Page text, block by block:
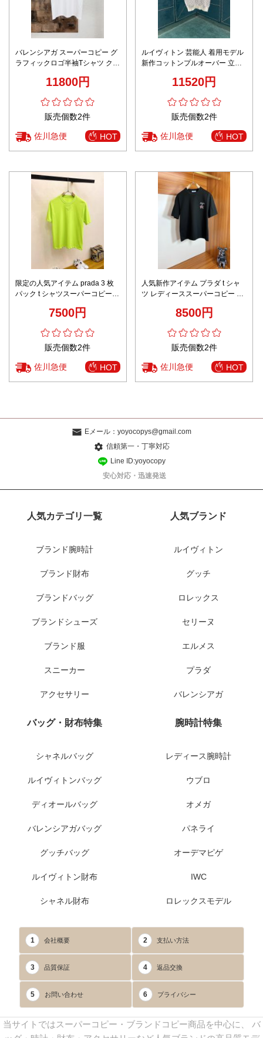
バレンシアガ スーパーコピー グ
ラフィックロゴ半袖Tシャツ クル
11800円
販売個数2件
佐川急便 HOT
ルイヴィトン 芸能人 着用モデル
新作コットンプルオーバー 立体
11520円
販売個数2件
佐川急便 HOT
限定の人気アイテム prada 3 枚
パック t シャツスーパーコピー
7500円
販売個数2件
佐川急便 HOT
人気新作アイテム プラダ t シャ
ツ レディーススーパーコピー ト
8500円
販売個数2件
佐川急便 HOT
Eメール： yoyocopys@gmail.com
信頼第一・丁寧対応
Line ID:yoyocopy
安心対応・迅速発送
人気カテゴリ一覧
ブランド腕時計
ブランド財布
ブランドバッグ
ブランドシューズ
ブランド服
スニーカー
アクセサリー
人気ブランド
ルイヴィトン
グッチ
ロレックス
セリーヌ
エルメス
プラダ
バレンシアガ
バッグ・財布特集
シャネルバッグ
ルイヴィトンバッグ
ディオールバッグ
バレンシアガバッグ
グッチバッグ
ルイヴィトン財布
シャネル財布
腕時計特集
レディース腕時計
ウブロ
オメガ
パネライ
オーデマピゲ
IWC
ロレックスモデル
1 会社概要 2 支払い方法
3 品質保証 4 返品交換
5 お問い合わせ 6 プライバシー
当サイトではスーパーコピー・ブランドコピー商品を中心に、 バ